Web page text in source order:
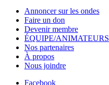
Annoncer sur les ondes
Faire un don
Devenir membre
ÉQUIPE/ANIMATEURS
Nos partenaires
À propos
Nous joindre
Facebook